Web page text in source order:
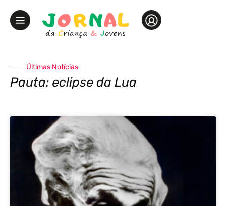
Últimas Notícias
Pauta: eclipse da Lua